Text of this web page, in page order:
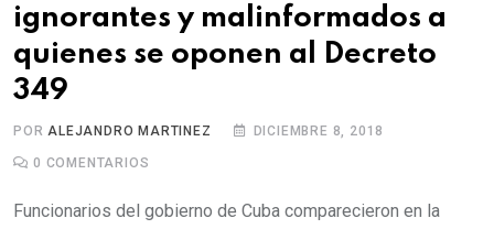
ignorantes y malinformados a
quienes se oponen al Decreto
349
POR ALEJANDRO MARTINEZ DICIEMBRE 8, 2018
0 COMENTARIOS
Funcionarios del gobierno de Cuba comparecieron en la